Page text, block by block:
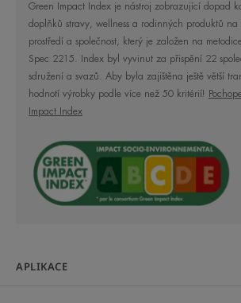
Lahvička s mechanickou pumpičkou
dávkování správného množství
NĚKOLIK SLOV OD
Green Impact Index je nástroj zobrazující dopad
doplňků stravy, wellness a rodinných produktů na
prostředí a společnost, který je založen na
Spec 2215. Index byl vyvinut za přispění 22
sdružení a svazů. Aby byla zajištěna ještě větší
hodnotí výrobky podle více než 50 kritérií!
Impact Index
APLIKACE